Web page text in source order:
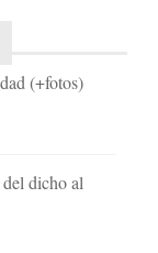
(+fotos)
dicho al